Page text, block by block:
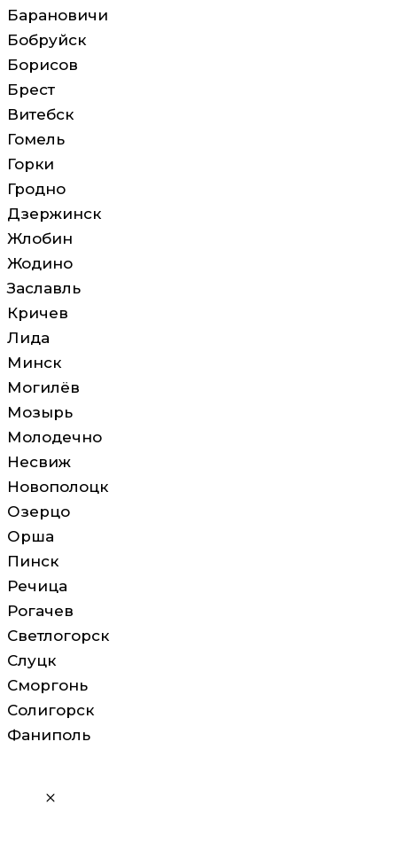
Барановичи
Бобруйск
Борисов
Брест
Витебск
Гомель
Горки
Гродно
Дзержинск
Жлобин
Жодино
Заславль
Кричев
Лида
Минск
Могилёв
Мозырь
Молодечно
Несвиж
Новополоцк
Озерцо
Орша
Пинск
Речица
Рогачев
Светлогорск
Слуцк
Сморгонь
Солигорск
Фаниполь